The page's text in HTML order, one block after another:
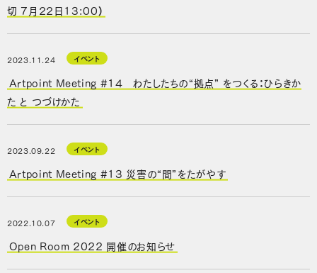
切 7月22日13:00）
2023.11.24 イベント
Artpoint Meeting #14 わたしたちの“拠点” をつくる：ひらきか
た と つづけかた
2023.09.22 イベント
Artpoint Meeting #13 災害の“間”をたがやす
2022.10.07 イベント
Open Room 2022 開催のお知らせ